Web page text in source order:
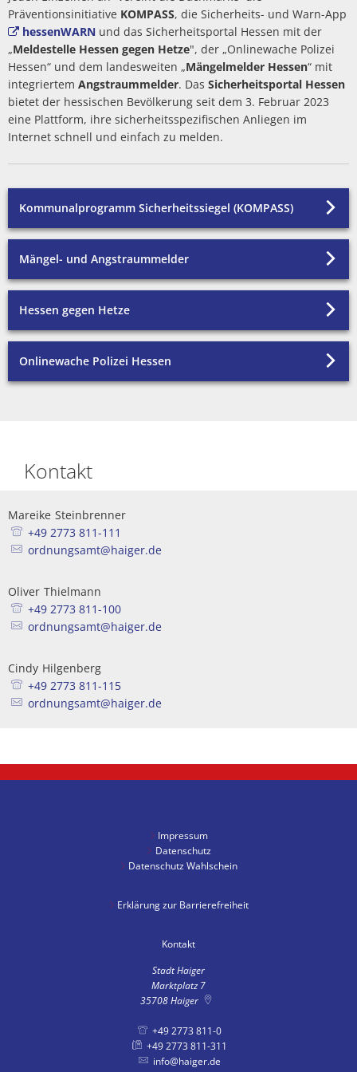
Haiger-App
Vereine
Sicherheit
Haushalt
Wahlen
Ehrenamt
Amtliche
Bauen/
Abwasserbeseitigung
Spiel- und
Stadtführung und
ÖPNV und Parkplätze
Stadtbücherei
Stadtgeschichte
HaiDigital -
Präventionsinitiative KOMPASS, die Sicherheits- und Warn-App
hessenWARN und das Sicherheitsportal Hessen mit der
„Meldestelle Hessen gegen Hetze", der „Onlinewache Polizei
Hessen“ und dem landesweiten „Mängelmelder Hessen“ mit
integriertem Angstraummelder. Das Sicherheitsportal Hessen
bietet der hessischen Bevölkerung seit dem 3. Februar 2023
eine Plattform, ihre sicherheitsspezifischen Anliegen im
Internet schnell und einfach zu melden.
Kommunalprogramm Sicherheitssiegel (KOMPASS)
Mängel- und Angstraummelder
Hessen gegen Hetze
Onlinewache Polizei Hessen
Kontakt
Mareike Steinbrenner
+49 2773 811-111
ordnungsamt@haiger.de
Oliver Thielmann
+49 2773 811-100
ordnungsamt@haiger.de
Cindy Hilgenberg
+49 2773 811-115
ordnungsamt@haiger.de
Impressum
Datenschutz
Datenschutz Wahlschein
Erklärung zur Barrierefreiheit
Kontakt
Stadt Haiger
Marktplatz 7
35708 Haiger
+49 2773 811-0
+49 2773 811-311
info@haiger.de